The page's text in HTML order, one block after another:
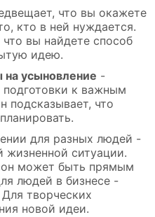
что вы окажете
кто в ней нуждается.
вы найдете способ
идею.
усыновление -
к важным
подсказывает, что
для разных людей -
жизненной ситуации.
может быть прямым
людей в бизнесе -
творческих
новой идеи.